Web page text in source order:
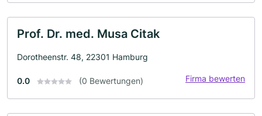
Prof. Dr. med. Musa Citak
Dorotheenstr. 48, 22301 Hamburg
0.0 (0 Bewertungen) Firma bewerten